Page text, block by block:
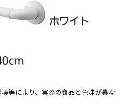
等により、実際の商品と色味が異な